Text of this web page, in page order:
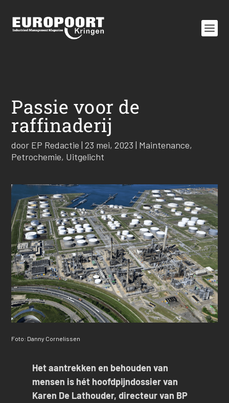
Passie voor de
raffinaderij
door EP Redactie |23 mei, 2023 | Maintenance,
Petrochemie, Uitgelicht
Foto: Danny Cornelissen
Het aantrekken en behouden van
mensen is hét hoofdpijndossier van
Karen De Lathouder, directeur van BP